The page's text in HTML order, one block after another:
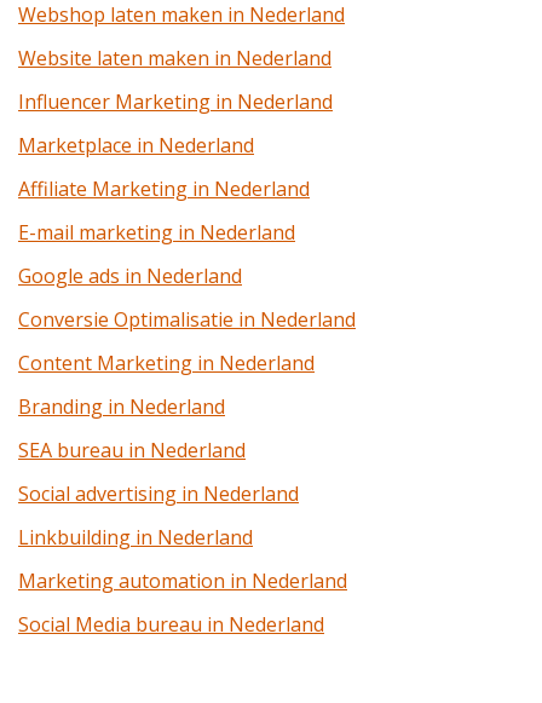
Webshop laten maken in Nederland
Website laten maken in Nederland
Influencer Marketing in Nederland
Marketplace in Nederland
Affiliate Marketing in Nederland
E-mail marketing in Nederland
Google ads in Nederland
Conversie Optimalisatie in Nederland
Content Marketing in Nederland
Branding in Nederland
SEA bureau in Nederland
Social advertising in Nederland
Linkbuilding in Nederland
Marketing automation in Nederland
Social Media bureau in Nederland